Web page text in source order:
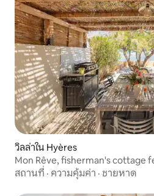
วิลล่าใน Hyères
Mon Rêve, fisherman's cottage
สถานที่ · ความคุ้มค่า · ชายหาด